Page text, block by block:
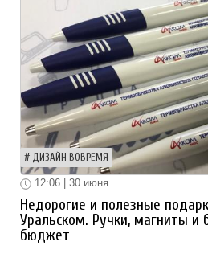
ДИЗАЙН ВОВРЕМЯ
12:06 | 30 июня
Недорогие и полезные
Уральском. Ручки, магниты и
бюджет